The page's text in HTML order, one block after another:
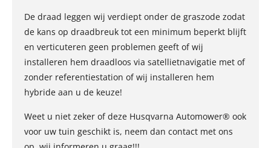
De draad leggen wij verdiept onder de graszode zodat
de kans op draadbreuk tot een minimum beperkt blijft
en verticuteren geen problemen geeft of wij
installeren hem draadloos via satellietnavigatie met of
zonder referentiestation of wij installeren hem
hybride aan u de keuze!
Weet u niet zeker of deze Husqvarna Automower® ook
voor uw tuin geschikt is, neem dan contact met ons